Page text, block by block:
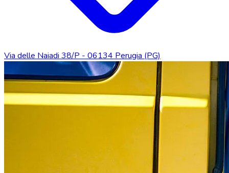
Via delle Naiadi 38/P - 06134 Perugia (PG)